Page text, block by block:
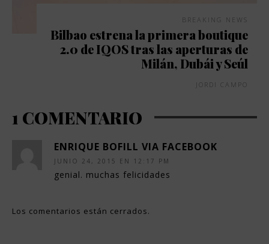
BREAKING NEWS
Bilbao estrena la primera boutique
2.0 de IQOS tras las aperturas de
Milán, Dubái y Seúl
JORDI CAMPO
1 COMENTARIO
ENRIQUE BOFILL VIA FACEBOOK
JUNIO 24, 2015 EN 12:17 PM
genial. muchas felicidades
Los comentarios están cerrados.